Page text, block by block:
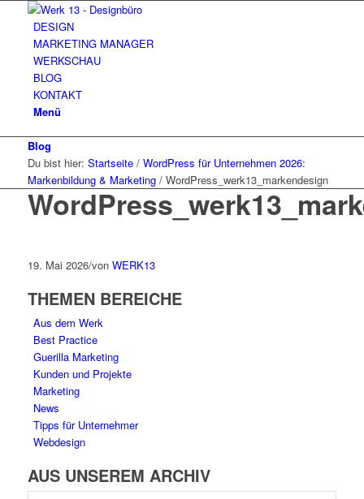
DESIGN
MARKETING MANAGER
WERKSCHAU
BLOG
KONTAKT
Menü
Blog
Du bist hier: Startseite / WordPress für Unternehmen 2026:
Markenbildung & Marketing / WordPress_werk13_markendesign
19. Mai 2026/von WERK13
THEMEN BEREICHE
Aus dem Werk
Best Practice
Guerilla Marketing
Kunden und Projekte
Marketing
News
Tipps für Unternehmer
Webdesign
AUS UNSEREM ARCHIV